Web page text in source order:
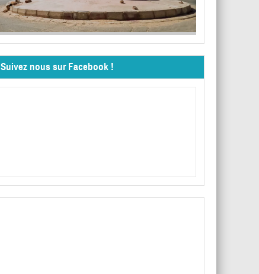
Suivez nous sur Facebook !